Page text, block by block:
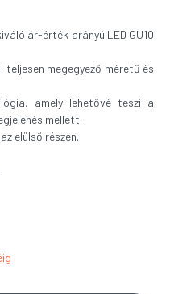
ár-érték arányú LED GU10
teljesen megegyező méretű és
amely lehetővé teszi a
mellett.
elülső részen.